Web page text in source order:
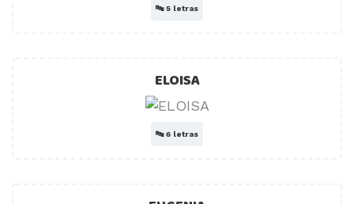
🔤5 letras
ELOISA
🔤6 letras